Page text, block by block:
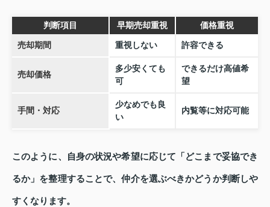
判断項目 早期売却重視 価格重視
売却期間 重視しない 許容できる
売却価格
多少安くても
可
できるだけ高値希
望
手間・対応
少なめでも良
い
内覧等に対応可能
このように、自身の状況や希望に応じて「どこまで妥協でき
るか」を整理することで、仲介を選ぶべきかどうか判断しや
すくなります。